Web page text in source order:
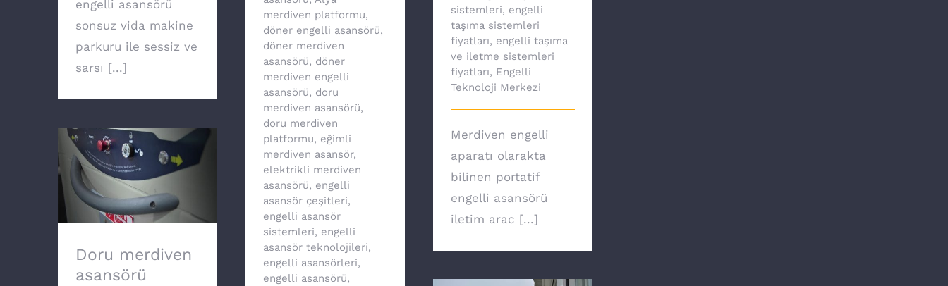
engelli asansörü
sonsuz vida makine
parkuru ile sessiz ve
sarsı [...]
merdiven platformu,
döner engelli asansörü,
döner merdiven
asansörü, döner
merdiven engelli
asansörü, doru
merdiven asansörü,
doru merdiven
platformu, eğimli
merdiven asansör,
elektrikli merdiven
asansörü, engelli
asansör çeşitleri,
engelli asansör
sistemleri, engelli
asansör teknolojileri,
engelli asansörleri,
engelli asansörü,
sistemleri, engelli
taşıma sistemleri
fiyatları, engelli taşıma
ve iletme sistemleri
fiyatları, Engelli
Teknoloji Merkezi
Merdiven engelli
aparatı olarakta
bilinen portatif
engelli asansörü
iletim arac [...]
Doru merdiven
asansörü
Doru merdiven
asansörü